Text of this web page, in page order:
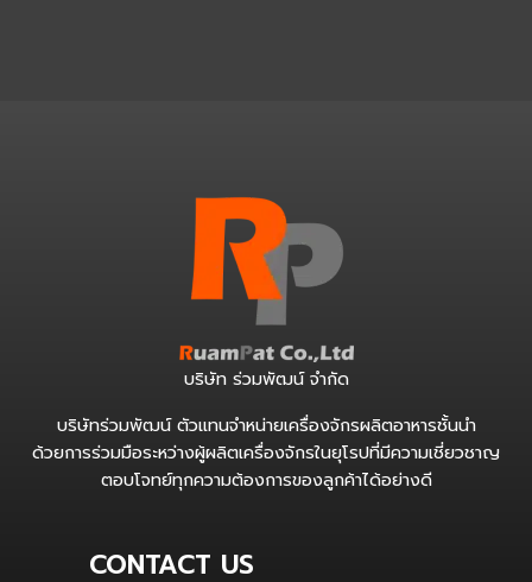
บริษัท ร่วมพัฒน์ จำกัด
บริษัทร่วมพัฒน์ ตัวแทนจำหน่ายเครื่องจักรผลิตอาหารชั้นนำ
ด้วยการร่วมมือระหว่างผู้ผลิตเครื่องจักรในยุโรปที่มีความเชี่ยวชาญ
ตอบโจทย์ทุกความต้องการของลูกค้าได้อย่างดี
CONTACT US